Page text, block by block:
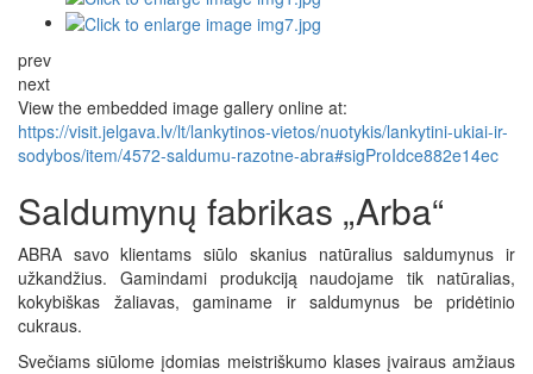
prev
next
View the embedded image gallery online at:
https://visit.jelgava.lv/lt/lankytinos-vietos/nuotykis/lankytini-ukiai-ir-
sodybos/item/4572-saldumu-razotne-abra#sigProIdce882e14ec
Saldumynų fabrikas „Arba“
ABRA savo klientams siūlo skanius natūralius saldumynus ir
užkandžius. Gamindami produkciją naudojame tik natūralias,
kokybiškas žaliavas, gaminame ir saldumynus be pridėtinio
cukraus.
Svečiams siūlome įdomias meistriškumo klases įvairaus amžiaus